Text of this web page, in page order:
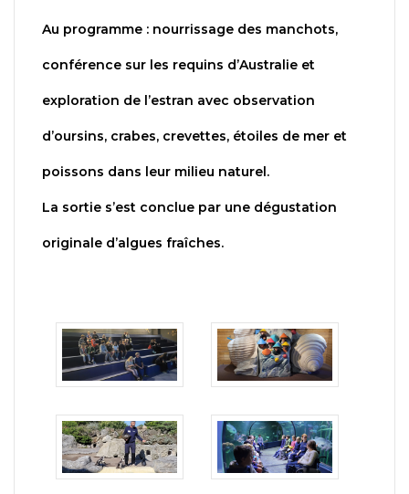
Au programme : nourrissage des manchots,
conférence sur les requins d’Australie et
exploration de l’estran avec observation
d’oursins, crabes, crevettes, étoiles de mer et
poissons dans leur milieu naturel.
La sortie s’est conclue par une dégustation
originale d’algues fraîches.